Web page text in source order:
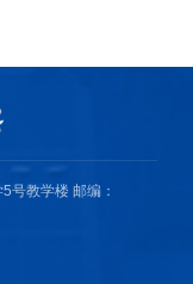
号教学楼 邮编：